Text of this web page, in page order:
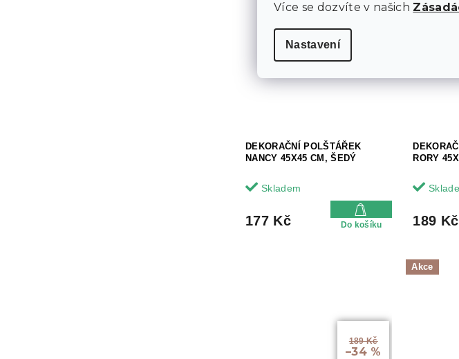
Více se dozvíte v našich
Nastavení
DEKORAČNÍ POLŠTÁŘEK
NANCY 45X45 CM, ŠEDÝ
Skladem
177 Kč Do košíku
RORY
189 Kč
189 Kč
–34 %
Akce